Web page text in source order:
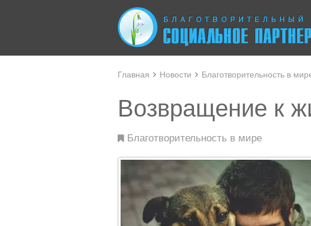
Главная Новости Благотворительность в
Возвращение к
Благотворительность в мире